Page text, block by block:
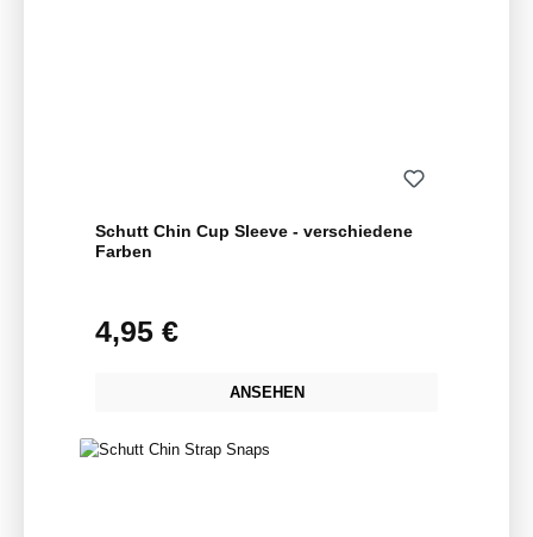
Schutt Chin Cup Sleeve - verschiedene
Farben
Regulärer Preis:
4,95 €
ANSEHEN